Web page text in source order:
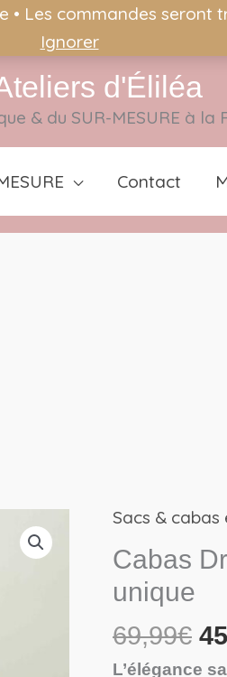
• Les commandes
Ignorer
d'Éliléa
& du SUR-MESURE à la
Contact
Sacs & cabas
Cabas
unique
69,99€
L’élégance